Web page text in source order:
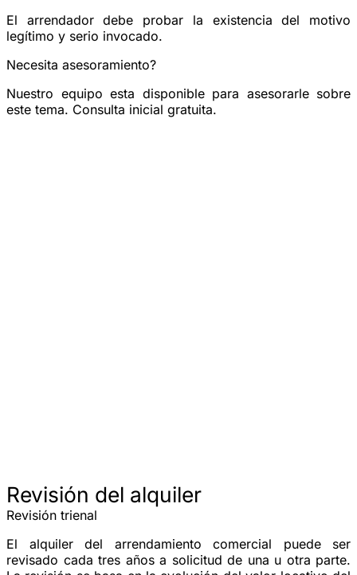
El arrendador debe probar la existencia del motivo
legítimo y serio invocado.
Necesita asesoramiento?
Nuestro equipo esta disponible para asesorarle sobre
este tema. Consulta inicial gratuita.
Revisión del alquiler
Revisión trienal
El alquiler del arrendamiento comercial puede ser
revisado cada tres añosa solicitud de una u otra parte.